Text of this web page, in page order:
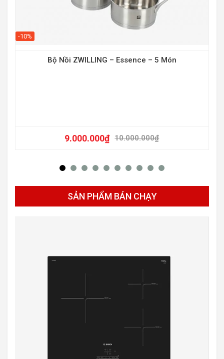
-10%
Bộ Nồi ZWILLING – Essence – 5 Món
10.000.000₫
9.000.000₫
SẢN PHẨM BÁN CHẠY